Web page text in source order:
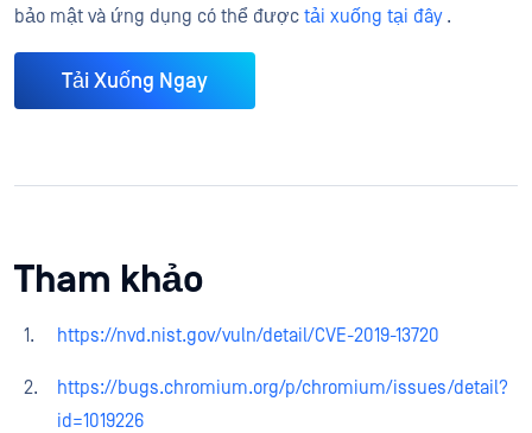
bảo mật và ứng dụng có thể được tải xuống tại đây.
Tải Xuống Ngay
Tham khảo
https://nvd.nist.gov/vuln/detail/CVE-2019-13720
https://bugs.chromium.org/p/chromium/issues/detail?
id=1019226